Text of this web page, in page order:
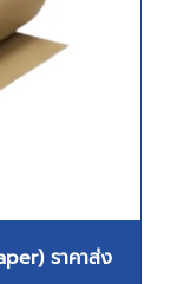
ราคาส่ง